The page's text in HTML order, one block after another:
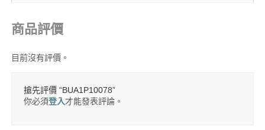
商品評價
目前沒有評價。
搶先評價 “BUA1P10078”
你必須登入才能發表評論。